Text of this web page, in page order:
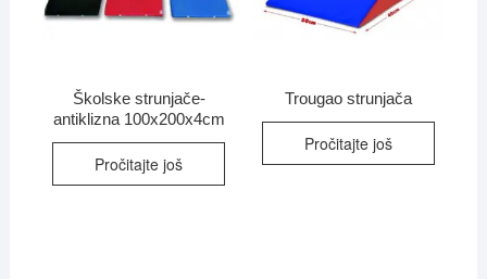
Školske strunjače-
antiklizna 100x200x4cm
Pročitajte još
Trougao strunjača
Pročitajte još